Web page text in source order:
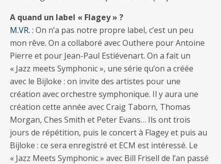
A quand un label « Flagey » ?
M.VR. : On n’a pas notre propre label, c’est un peu
mon rêve. On a collaboré avec Outhere pour Antoine
Pierre et pour Jean-Paul Estiévenart. On a fait un
« Jazz meets Symphonic », une série qu’on a créée
avec le Bijloke : on invite des artistes pour une
création avec orchestre symphonique. Il y aura une
création cette année avec Craig Taborn, Thomas
Morgan, Ches Smith et Peter Evans… Ils ont trois
jours de répétition, puis le concert à Flagey et puis au
Bijloke : ce sera enregistré et ECM est intéressé. Le
« Jazz Meets Symphonic » avec Bill Frisell de l’an passé